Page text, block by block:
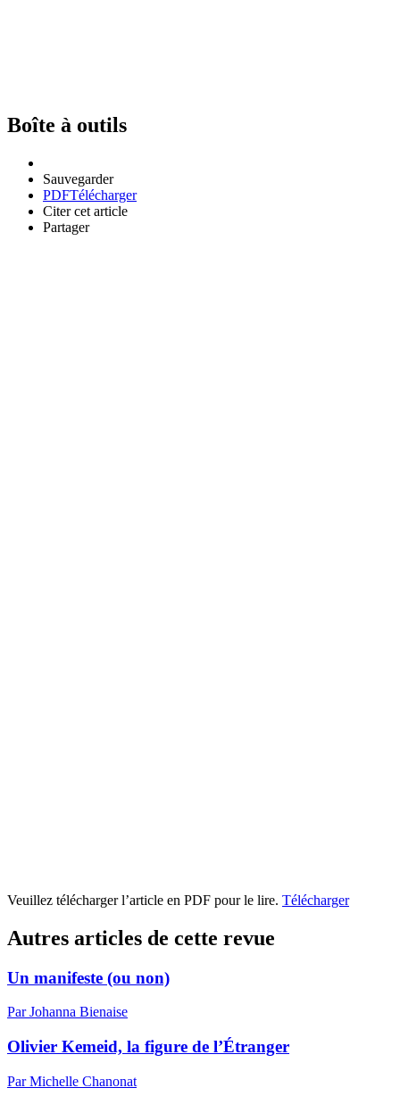
Boîte à outils
Sauvegarder
PDFTélécharger
Citer cet article
Partager
Veuillez télécharger l’article en PDF pour le lire. Télécharger
Autres articles de cette revue
Un manifeste (ou non)
Par Johanna Bienaise
Olivier Kemeid, la figure de l’Étranger
Par Michelle Chanonat